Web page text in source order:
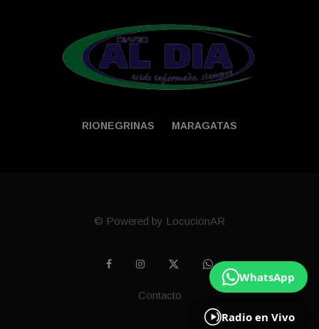
Radio en Vivo
WhatsApp
RIONEGRINAS MARAGATAS
© Powered by LocucionAR
Contacto